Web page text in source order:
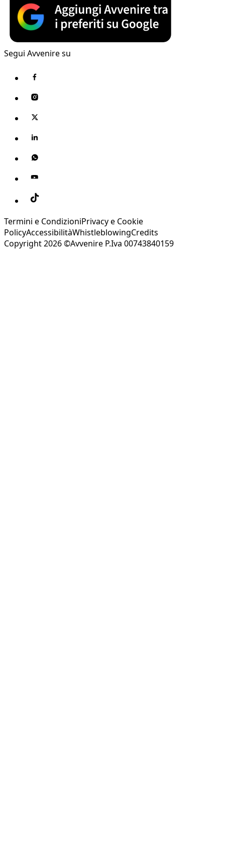
Segui Avvenire su
Termini e CondizioniPrivacy e Cookie
PolicyAccessibilitàWhistleblowingCredits
Copyright 2026 ©Avvenire P.Iva 00743840159